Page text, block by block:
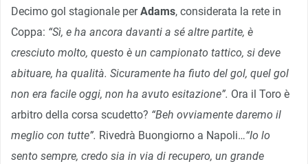
Decimo gol stagionale perAdams, considerata la rete in
Coppa: “Sì, e ha ancora davanti a sé altre partite, è
cresciuto molto, questo è un campionato tattico, si deve
abituare, ha qualità. Sicuramente ha fiuto del gol, quel gol
non era facile oggi, non ha avuto esitazione”. Ora il Toro è
arbitro della corsa scudetto? “Beh ovviamente daremo il
meglio con tutte”. Rivedrà Buongiorno a Napoli…“Io lo
sento sempre, credo sia in via di recupero, un grande